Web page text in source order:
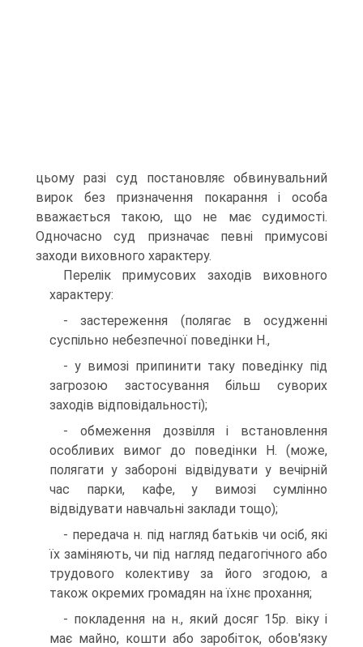
цьому разі суд постановляє обвинувальний
вирок без призначення покарання і особа
вважається такою, що не має судимості.
Одночасно суд призначає певні примусові
заходи виховного характеру.
Перелік примусових заходів виховного
характеру:
- застереження (полягає в осудженні
суспільно небезпечної поведінки Н.,
- у вимозі припинити таку поведінку під
загрозою застосування більш суворих
заходів відповідальності);
- обмеження дозвілля і встановлення
особливих вимог до поведінки Н. (може,
полягати у забороні відвідувати у вечірній
час парки, кафе, у вимозі сумлінно
відвідувати навчальні заклади тощо);
- передача н. під нагляд батьків чи осіб, які
їх заміняють, чи під нагляд педагогічного або
трудового колективу за його згодою, а
також окремих громадян на їхнє прохання;
- покладення на н., який досяг 15р. віку і
має майно, кошти або заробіток, обов'язку